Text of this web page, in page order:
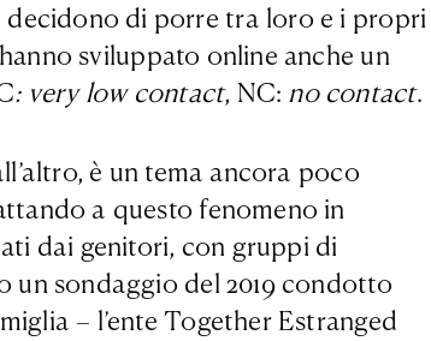
decidono di porre tra loro e i propri
sviluppato online anche un
: very low contact, NC: no contact.
è un tema ancora poco
a questo fenomeno in
dai genitori, con gruppi di
un sondaggio del 2019 condotto
– l’ente Together Estranged